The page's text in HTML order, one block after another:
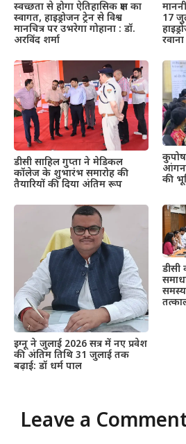
स्वच्छता से होगा ऐतिहासिक क्षण का
स्वागत, हाइड्रोजन ट्रेन से विश्व
मानचित्र पर उभरेगा गोहाना : डॉ.
अरविंद शर्मा
17
डीसी साहिल गुप्ता ने मेडिकल
कॉलेज के शुभारंभ समारोह की
तैयारियों की दिया अंतिम रूप
की
इग्नू ने जुलाई 2026 सत्र में नए प्रवेश
की अंतिम तिथि 31 जुलाई तक
बढ़ाई: डॉ धर्म पाल
डीसी
Leave a